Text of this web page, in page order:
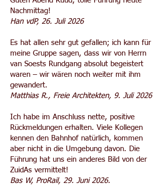
Nachmittag!
Han vdP, 26. Juli 2026
Es hat allen sehr gut gefallen; ich kann für
meine Gruppe sagen, dass wir von Herrn
van Soests Rundgang absolut begeistert
waren – wir wären noch weiter mit ihm
gewandert.
Matthias R., Freie Architekten, 9. Juli 2026
Ich habe im Anschluss nette, positive
Rückmeldungen erhalten. Viele Kollegen
kennen den Bahnhof natürlich, kommen
aber nicht in die Umgebung davon. Die
Führung hat uns ein anderes Bild von der
ZuidAs vermittelt!
Bas W, ProRail, 29. Juni 2026.